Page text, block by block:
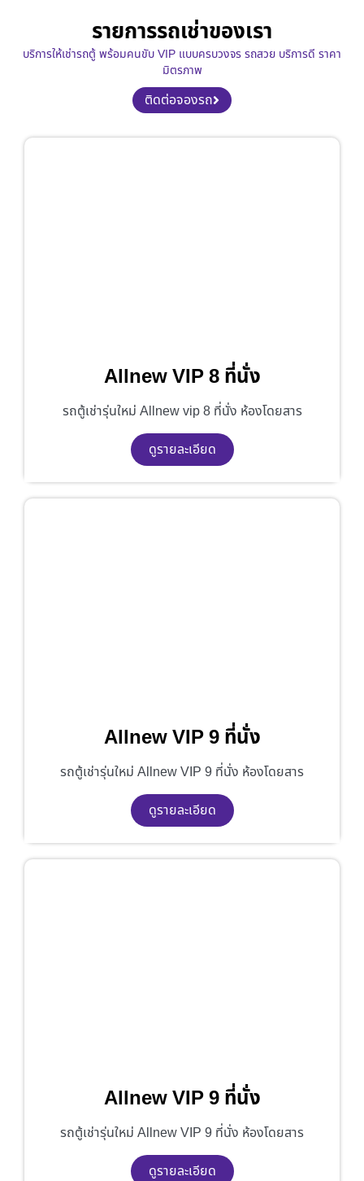
รายการรถเช่าของเรา
บริการให้เช่ารถตู้ พร้อมคนขับ VIP แบบครบวงจร รถสวย บริการดี ราคา
มิตรภาพ
ติดต่อจองรถ
Allnew VIP 8 ที่นั่ง
รถตู้เช่ารุ่นใหม่ Allnew vip 8 ที่นั่ง ห้องโดยสาร
ดูรายละเอียด
Allnew VIP 9 ที่นั่ง
รถตู้เช่ารุ่นใหม่ Allnew VIP 9 ที่นั่ง ห้องโดยสาร
ดูรายละเอียด
Allnew VIP 9 ที่นั่ง
รถตู้เช่ารุ่นใหม่ Allnew VIP 9 ที่นั่ง ห้องโดยสาร
ดูรายละเอียด